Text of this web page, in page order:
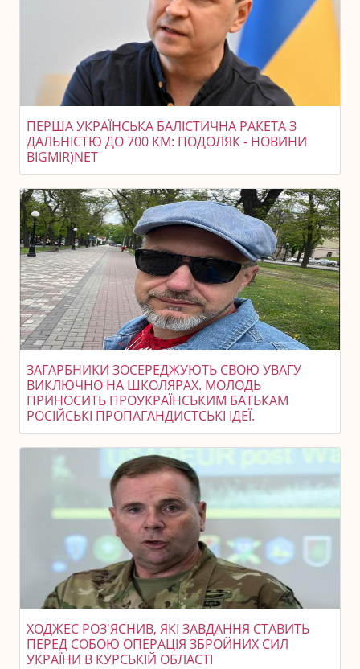
ПЕРША УКРАЇНСЬКА БАЛІСТИЧНА РАКЕТА З
ДАЛЬНІСТЮ ДО 700 КМ: ПОДОЛЯК - НОВИНИ
BIGMIR)NET
ЗАГАРБНИКИ ЗОСЕРЕДЖУЮТЬ СВОЮ УВАГУ
ВИКЛЮЧНО НА ШКОЛЯРАХ. МОЛОДЬ
ПРИНОСИТЬ ПРОУКРАЇНСЬКИМ БАТЬКАМ
РОСІЙСЬКІ ПРОПАГАНДИСТСЬКІ ІДЕЇ.
ХОДЖЕС РОЗ'ЯСНИВ, ЯКІ ЗАВДАННЯ СТАВИТЬ
ПЕРЕД СОБОЮ ОПЕРАЦІЯ ЗБРОЙНИХ СИЛ
УКРАЇНИ В КУРСЬКІЙ ОБЛАСТІ